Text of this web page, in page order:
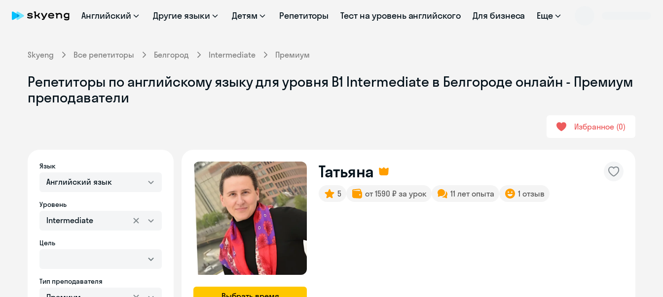
Английский Другие языки Детям Репетиторы Тест на уровень английского Для бизнеса Еще
Skyeng Все репетиторы Белгород Intermediate Премиум
Репетиторы по английскому языку для уровня B1 Intermediate в Белгороде онлайн - Премиум
преподаватели
Избранное 0
Язык
Английский язык
Уровень
Intermediate
Цель
Тип преподавателя
Татьяна
5 от 1590 ₽ за урок 11 лет опыта 1 отзыв